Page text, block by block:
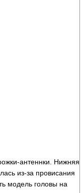
антеннки. Нижняя
из-за провисания
модель головы на